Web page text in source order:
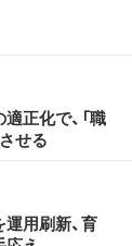
正化で、「職
せる
用刷新、育